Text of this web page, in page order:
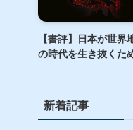
【書評】日本が世
の時代を生き抜くた
新着記事